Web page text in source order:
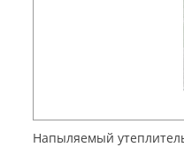
Напыляемый